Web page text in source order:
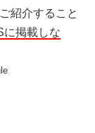
紹介すること
に掲載しな